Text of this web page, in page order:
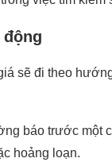
động
sẽ đi theo
báo trước một
hoảng loạn.